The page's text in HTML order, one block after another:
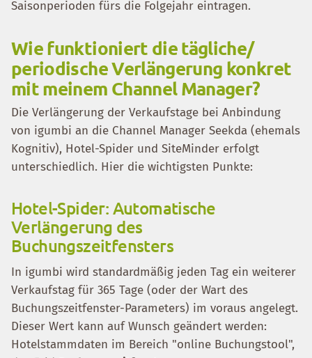
Saisonperioden fürs die Folgejahr eintragen.
Wie funktioniert die tägliche/
periodische Verlängerung konkret
mit meinem Channel Manager?
Die Verlängerung der Verkaufstage bei Anbindung
von igumbi an die Channel Manager Seekda (ehemals
Kognitiv), Hotel-Spider und SiteMinder erfolgt
unterschiedlich. Hier die wichtigsten Punkte:
Hotel-Spider: Automatische
Verlängerung des
Buchungszeitfensters
In igumbi wird standardmäßig jeden Tag ein weiterer
Verkaufstag für 365 Tage (oder der Wart des
Buchungszeitfenster-Parameters) im voraus angelegt.
Dieser Wert kann auf Wunsch geändert werden:
Hotelstammdaten im Bereich "online Buchungstool",